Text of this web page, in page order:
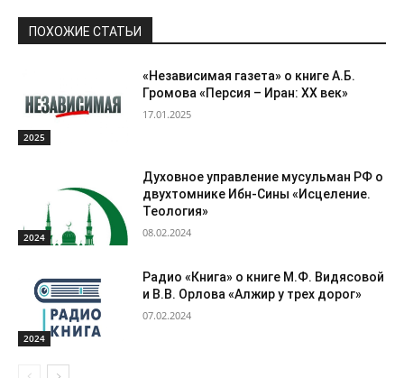
ПОХОЖИЕ СТАТЬИ
2025
«Независимая газета» о книге А.Б.
Громова «Персия – Иран: ХХ век»
17.01.2025
2024
Духовное управление мусульман РФ о
двухтомнике Ибн-Сины «Исцеление.
Теология»
08.02.2024
2024
Радио «Книга» о книге М.Ф. Видясовой
и В.В. Орлова «Алжир у трех дорог»
07.02.2024